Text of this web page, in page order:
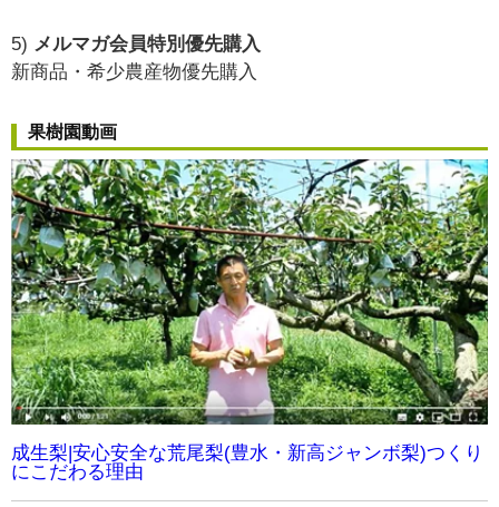
5) メルマガ会員特別優先購入
新商品・希少農産物優先購入
果樹園動画
成生梨|安心安全な荒尾梨(豊水・新高ジャンボ梨)つくり
にこだわる理由